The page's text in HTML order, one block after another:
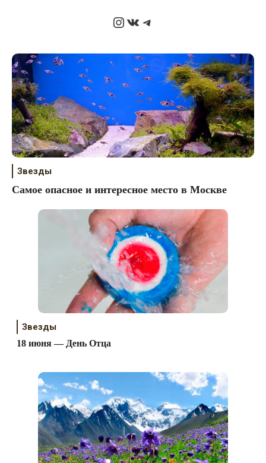
Instagram
ВКонтакте
Telegram
Звезды
Самое опасное и интересное место в Москве
Звезды
18 июня — День Отца